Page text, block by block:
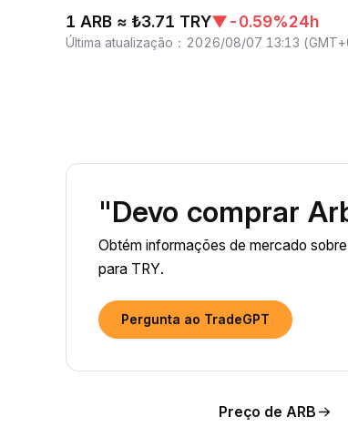
1 ARB ≈ ₺3.71 TRY▼-0.59%24h
Última atualização ： 2026/08/07 13:13 (
"Devo comprar
Obtém informações de mercado
para TRY.
Pergunta ao TradeGPT
Preço de ARB